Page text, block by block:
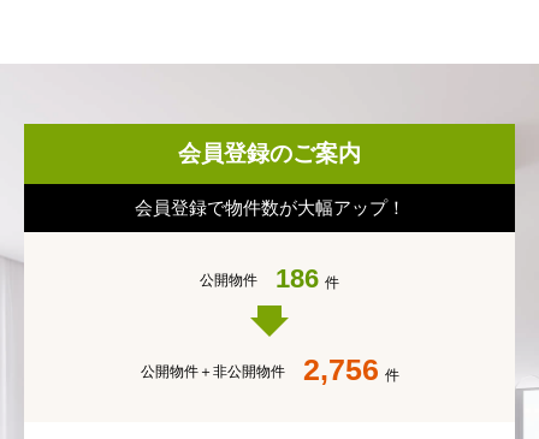
会員登録のご案内
会員登録で物件数が大幅アップ！
公開物件 186 件
公開物件＋非公開物件 2,756 件